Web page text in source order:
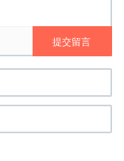
提交留言